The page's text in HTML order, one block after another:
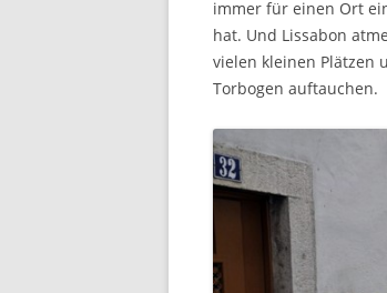
immer für einen Ort
hat. Und Lissabon
vielen kleinen Plätzen
Torbogen auftauchen.